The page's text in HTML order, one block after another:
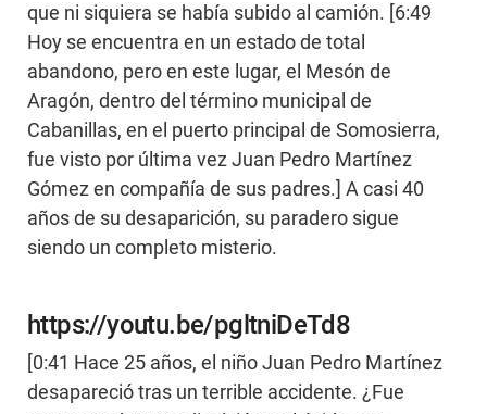
que ni siquiera se había subido al camión. [6:49
Hoy se encuentra en un estado de total
abandono, pero en este lugar, el Mesón de
Aragón, dentro del término municipal de
Cabanillas, en el puerto principal de Somosierra,
fue visto por última vez Juan Pedro Martínez
Gómez en compañía de sus padres.] A casi 40
años de su desaparición, su paradero sigue
siendo un completo misterio.
https://youtu.be/pgltniDeTd8
[0:41 Hace 25 años, el niño Juan Pedro Martínez
desapareció tras un terrible accidente. ¿Fue